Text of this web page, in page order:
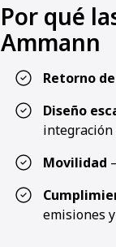
Por qué
Ammann
Retorno
Diseño
integración
Movilidad
emisiones